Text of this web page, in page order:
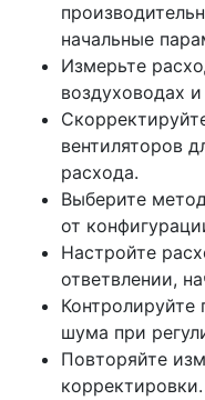
начальные
Измерьте
воздуховодах
вентиляторов
расхода.
Выберите
от
Настройте
ответвлении,
Контролируйте
шума при
Повторяйте
корректировки.